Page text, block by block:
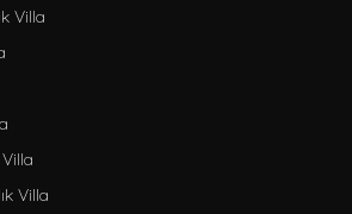
Villa
Villa